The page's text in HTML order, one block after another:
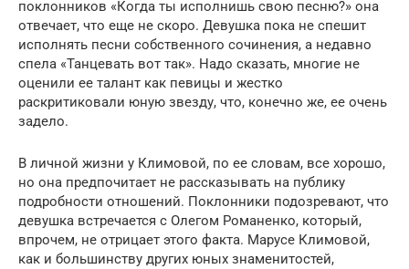
поклонников «Когда ты исполнишь свою песню?» она
отвечает, что еще не скоро. Девушка пока не спешит
исполнять песни собственного сочинения, а недавно
спела «Танцевать вот так». Надо сказать, многие не
оценили ее талант как певицы и жестко
раскритиковали юную звезду, что, конечно же, ее очень
задело.
В личной жизни у Климовой, по ее словам, все хорошо,
но она предпочитает не рассказывать на публику
подробности отношений. Поклонники подозревают, что
девушка встречается с Олегом Романенко, который,
впрочем, не отрицает этого факта. Марусе Климовой,
как и большинству других юных знаменитостей,